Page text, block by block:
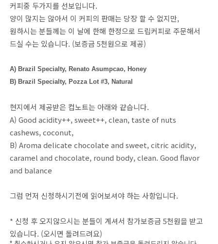
커피중 두가지를 선보입니다.
양이 많지는 않아서 이 커피의 판매는 당장 할 수 없지만,
원하시는 분들께는 이 날에 한해 한정으로 드립커피로 주문해서
드실 수는 있습니다. (보증금 5천원으로 제공)
A) Brazil Specialty, Renato Asumpcao, Honey
B) Brazil Specialty, Pozza Lot #3, Natural
현지에서 제공받은 컵노트는 아래와 같습니다.
A) Good acidity++, sweet++, clean, taste of nuts
cashews, coconut,
B) Aroma delicate chocolate and sweet, citric acidity,
caramel and chocolate, round body, clean. Good flavor
and balance
그럼 먼저 신청하시기전에 읽어보셔야 하는 사항입니다.
* 신청 후 오지않으시는 분들이 계셔서 참가보증금 5천원을 받고
있습니다. (오시면 돌려드려요)